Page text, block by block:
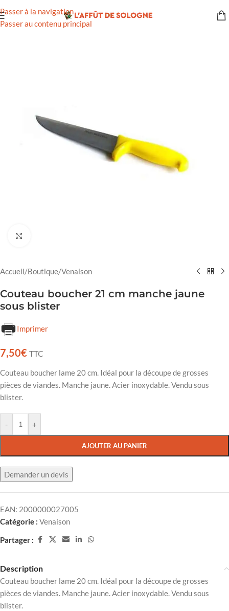
Passer à la navigation
Passer au contenu principal
Accueil/Boutique/Venaison
Couteau boucher 21 cm manche jaune
sous blister
Imprimer
7,50€ TTC
Couteau boucher lame 20 cm. Idéal pour la découpe de grosses
pièces de viandes. Manche jaune. Acier inoxydable. Vendu sous
blister.
- +
AJOUTER AU PANIER
Demander un devis
EAN: 2000000027005
Catégorie : Venaison
Partager :
Description
Couteau boucher lame 20 cm. Idéal pour la découpe de grosses
pièces de viandes. Manche jaune. Acier inoxydable. Vendu sous
blister.